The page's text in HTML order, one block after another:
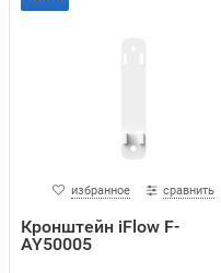
избранное сравнить
Кронштейн iFlow F-
AY50005